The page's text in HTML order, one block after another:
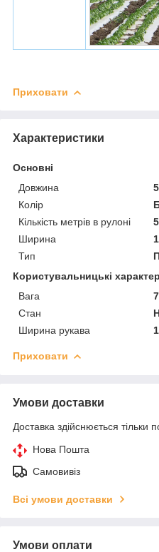
Приховати
Характеристики
Основні
Довжина
Колір
Кількість метрів в рулоні
Ширина
Тип
Користувальницькі
Вага
Стан
Ширина рукава
Приховати
Умови доставки
Доставка здійснюється тільки
Нова Пошта
Самовивіз
Всі умови доставки
Умови оплати